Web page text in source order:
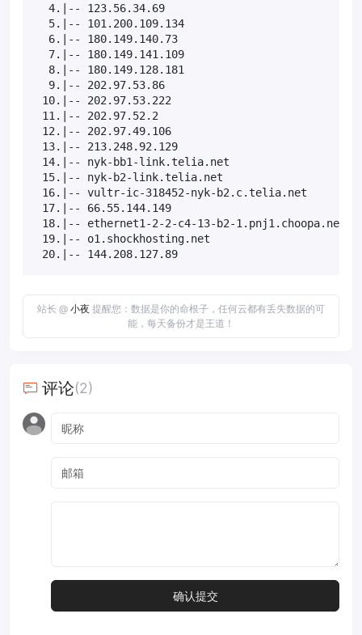
4.|-- 123.56.34.69
5.|-- 101.200.109.134
6.|-- 180.149.140.73
7.|-- 180.149.141.109
8.|-- 180.149.128.181
9.|-- 202.97.53.86
10.|-- 202.97.53.222
11.|-- 202.97.52.2
12.|-- 202.97.49.106
13.|-- 213.248.92.129
14.|-- nyk-bb1-link.telia.net
15.|-- nyk-b2-link.telia.net
16.|-- vultr-ic-318452-nyk-b2.c.telia.net
17.|-- 66.55.144.149
18.|-- ethernet1-2-2-c4-13-b2-1.pnj1.choopa.net
19.|-- o1.shockhosting.net
20.|-- 144.208.127.89
站长 @ 小夜 提醒您：数据是你的命根子，任何云都有丢失数据的可
能，每天备份才是王道！
评论(2)